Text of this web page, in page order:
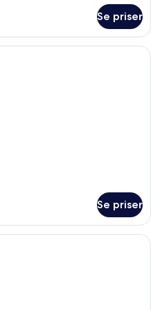
Se priser
En moderne udendørs
Se priser
Et moderne hotelværelse med en